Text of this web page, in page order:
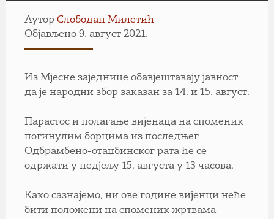
Аутор Слободан Милетић
Објављено 9. август 2021.
Из Мјесне заједнице обавјештавају јавност
да је народни збор заказан за 14. и 15. август.
Парастос и полагање вијенаца на споменик
погинулим борцима из последњег
Одбрамбено-отаџбинског рата ће се
одржати у недјељу 15. августа у 13 часова.
Како сазнајемо, ни ове године вијенци неће
бити положени на споменик жртвама